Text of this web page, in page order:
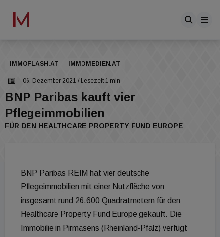
IMMOFLASH.AT IMMOMEDIEN.AT
06. Dezember 2021 / Lesezeit 1 min
BNP Paribas kauft vier
Pflegeimmobilien
FÜR DEN HEALTHCARE PROPERTY FUND EUROPE
BNP Paribas REIM hat vier deutsche
Pflegeimmobilien mit einer Nutzfläche von
insgesamt rund 26.600 Quadratmetern für den
Healthcare Property Fund Europe gekauft. Die
Immobilie in Pirmasens (Rheinland-Pfalz) verfügt